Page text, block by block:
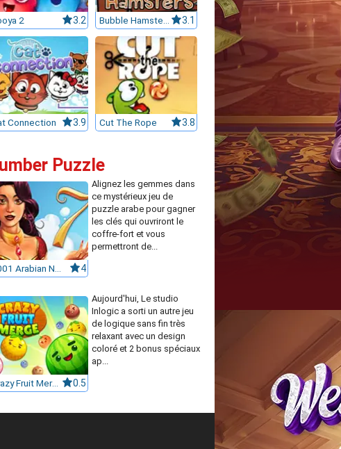
2 3.2 Bubble Hamsters 3.1
Connection 3.9 Cut The Rope 3.8
Puzzle
4
Alignez les gemmes dans
ce mystérieux jeu de
puzzle arabe pour gagner
les clés qui ouvriront le
coffre-fort et vous
permettront de...
Crazy Fruit Merge 0.5
Aujourd'hui, Le studio
Inlogic a sorti un autre jeu
de logique sans fin très
relaxant avec un design
coloré et 2 bonus spéciaux
ap...